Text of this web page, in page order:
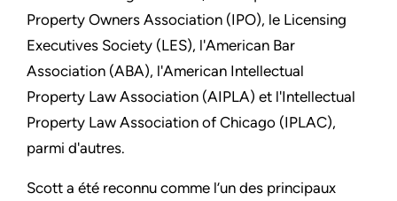
Property Owners Association (IPO), le Licensing
Executives Society (LES), l'American Bar
Association (ABA), l'American Intellectual
Property Law Association (AIPLA) et l'Intellectual
Property Law Association of Chicago (IPLAC),
parmi d'autres.
Scott a été reconnu comme l’un des principaux